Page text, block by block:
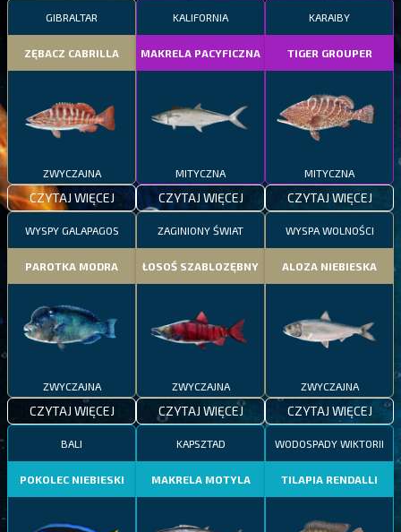
GIBRALTAR
ZĘBACZ CABRILLA
ZWYCZAJNA
CZYTAJ WIĘCEJ
KALIFORNIA
MAKRELA PACYFICZNA
MITYCZNA
CZYTAJ WIĘCEJ
KARAIBY
TIGER GROUPER
MITYCZNA
CZYTAJ WIĘCEJ
WYSPY GALAPAGOS
PAROTKA MODRA
ZWYCZAJNA
CZYTAJ WIĘCEJ
ZAGINIONY ŚWIAT
ŁOSOŚ SZABLOZĘBNY
ZWYCZAJNA
CZYTAJ WIĘCEJ
WYSPA WOLNOŚCI
ALOZA NIEBIESKA
ZWYCZAJNA
CZYTAJ WIĘCEJ
BALI
POKOLEC NIEBIESKI
KAPSZTAD
MAKRELA MOTYLA
WODOSPADY WIKTORII
TILAPIA RENDALLI